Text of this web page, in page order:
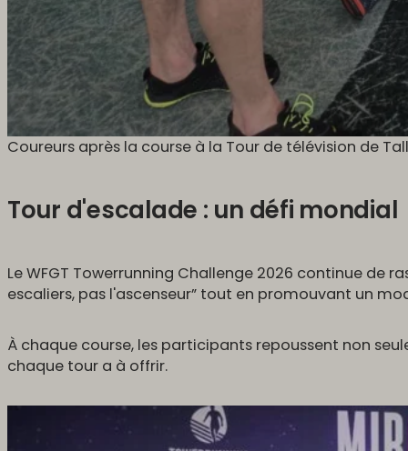
Coureurs après la course à la Tour de télévision de
Tour d'escalade : un défi mondial
Le WFGT Towerrunning Challenge 2026 continue
escaliers, pas l'ascenseur” tout en promouvant un
À chaque course, les participants repoussent non
chaque tour a à offrir.